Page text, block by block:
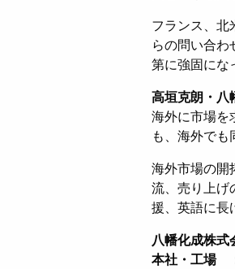
フランス、北
らの問い合
第に強固にな
高垣克朗・八
海外に市場を
も、海外でも
海外市場の開
流、売り上げ
援、英語に長
八幡化成株
本社・工場